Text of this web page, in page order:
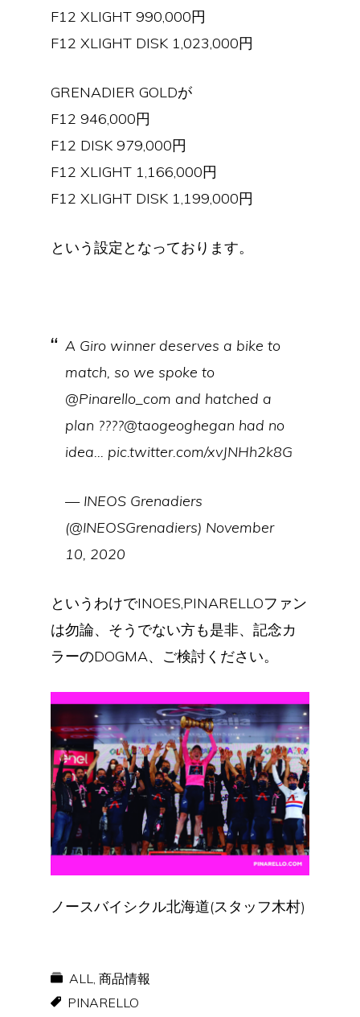
F12 XLIGHT 990,000円
F12 XLIGHT DISK 1,023,000円
GRENADIER GOLDが
F12 946,000円
F12 DISK 979,000円
F12 XLIGHT 1,166,000円
F12 XLIGHT DISK 1,199,000円
という設定となっております。
A Giro winner deserves a bike to
match, so we spoke to
@Pinarello_com and hatched a
plan ????@taogeoghegan had no
idea… pic.twitter.com/xvJNHh2k8G
— INEOS Grenadiers
(@INEOSGrenadiers) November
10, 2020
というわけでINOES,PINARELLOファン
は勿論、そうでない方も是非、記念カ
ラーのDOGMA、ご検討ください。
ノースバイシクル北海道(スタッフ木村)
ALL
商品情報
PINARELLO